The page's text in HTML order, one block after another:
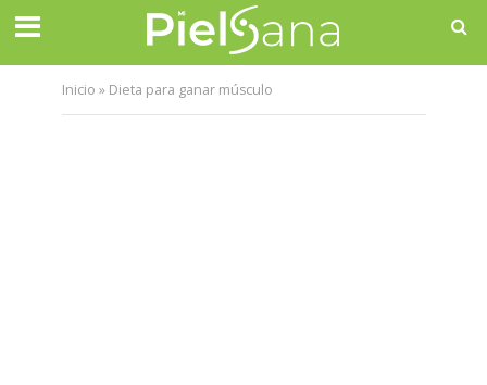
Inicio » Dieta para ganar músculo